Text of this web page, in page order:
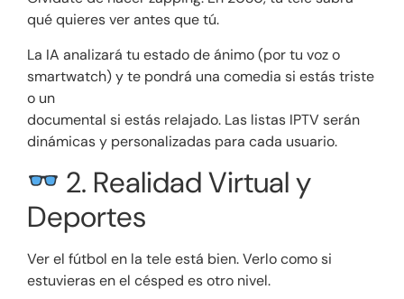
qué quieres ver antes que tú.
La IA analizará tu estado de ánimo (por tu voz o
smartwatch) y te pondrá una comedia si estás triste
o un
documental si estás relajado. Las listas IPTV serán
dinámicas y personalizadas para cada usuario.
2. Realidad Virtual y
Deportes
Ver el fútbol en la tele está bien. Verlo como si
estuvieras en el césped es otro nivel.